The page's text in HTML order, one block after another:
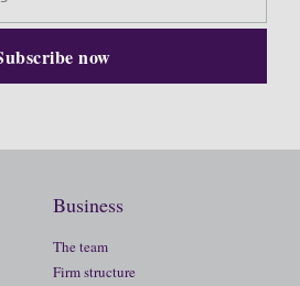
Business
The team
Firm structure